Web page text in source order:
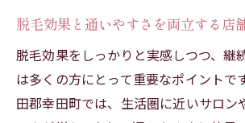
脱毛効果と通いやすさを両立する店
脱毛効果をしっかりと実感しつつ、継
は多くの方にとって重要なポイントで
田郡幸田町では、生活圏に近いサロン